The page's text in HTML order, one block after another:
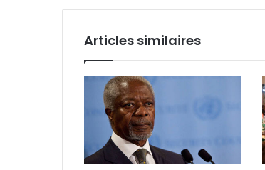
Articles similaires